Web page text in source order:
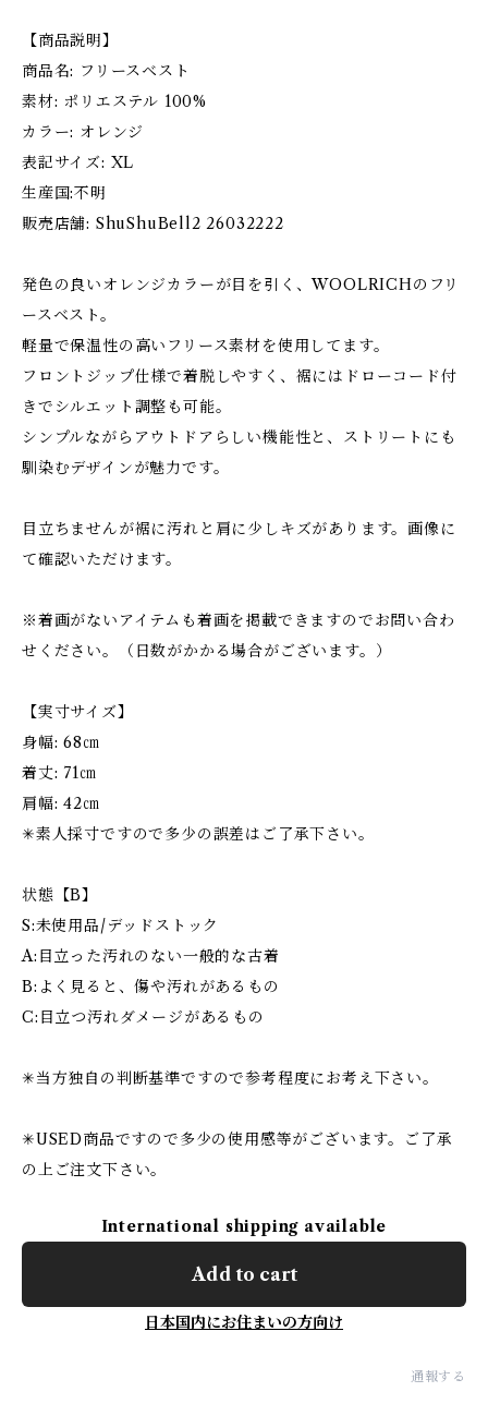
【商品説明】
商品名: フリースベスト
素材: ポリエステル 100%
カラー: オレンジ
表記サイズ: XL
生産国:不明
販売店舗: ShuShuBell2 26032222
発色の良いオレンジカラーが目を引く、WOOLRICHのフリ
ースベスト。
軽量で保温性の高いフリース素材を使用してます。
フロントジップ仕様で着脱しやすく、裾にはドローコード付
きでシルエット調整も可能。
シンプルながらアウトドアらしい機能性と、ストリートにも
馴染むデザインが魅力です。
目立ちませんが裾に汚れと肩に少しキズがあります。画像に
て確認いただけます。
※着画がないアイテムも着画を掲載できますのでお問い合わ
せください。（日数がかかる場合がございます。）
【実寸サイズ】
身幅: 68㎝
着丈: 71㎝
肩幅: 42㎝
✳︎素人採寸ですので多少の誤差はご了承下さい。
状態【B】
S:未使用品/デッドストック
A:目立った汚れのない一般的な古着
B:よく見ると、傷や汚れがあるもの
C:目立つ汚れダメージがあるもの
✳︎当方独自の判断基準ですので参考程度にお考え下さい。
✳︎USED商品ですので多少の使用感等がございます。ご了承
の上ご注文下さい。
International shipping available
Add to cart
日本国内にお住まいの方向け
通報する